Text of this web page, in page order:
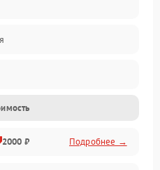
2000 ₽ Подробнее →